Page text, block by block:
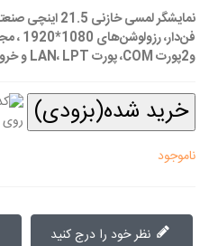
و2پورت COM، پورت LAN، LPT و خروجی HDMI و VGA.
خرید شده(بزودی)
ناموجود
نظر خود را درج کنید